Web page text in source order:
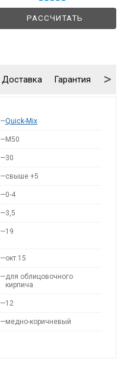
РАССЧИТАТЬ
Доставка Гарантия >
—Quick-Mix
—M50
—30
—свыше +5
—0-4
—3,5
—19
—окт.15
—для облицовочного
кирпича
—12
—медно-коричневый